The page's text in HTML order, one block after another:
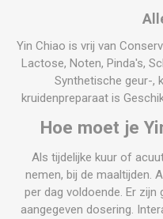
Yin Chiao is vrij van
Lactose, Noten, Pinda's,
Synthetische geur-,
kruidenpreparaat is
Hoe moet je
Als tijdelijke kuur of
nemen, bij de maaltijden.
per dag voldoende. Er
aangegeven dosering.